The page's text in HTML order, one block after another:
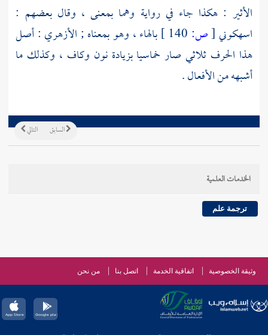
الأثير : هكذا جاء في رواية وهما بمعنى ، وقال بعضهم :
اسهكوني[ص: بالهاء ، وهو بمعناه ; الأزهري : أصل
هذا الحرف ثلاثي صار خماسيا بزيادة نون وكاف ، وكذلك ما
أشبهه من الأفعال .
التالي السابق
الخدمات العلمية
ترجمة علم
وثيقة الخصوصية اتفاقية الخدمة اتصل بنا من نحن